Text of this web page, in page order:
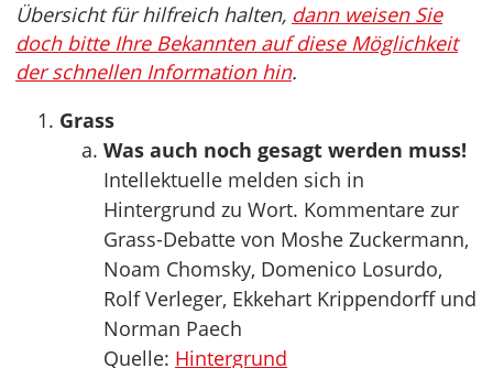
Übersicht für hilfreich halten, dann weisen Sie
doch bitte Ihre Bekannten auf diese Möglichkeit
der schnellen Information hin.
Grass
Was auch noch gesagt werden muss!
Intellektuelle melden sich in
Hintergrund zu Wort. Kommentare zur
Grass-Debatte von Moshe Zuckermann,
Noam Chomsky, Domenico Losurdo,
Rolf Verleger, Ekkehart Krippendorff und
Norman Paech
Quelle: Hintergrund